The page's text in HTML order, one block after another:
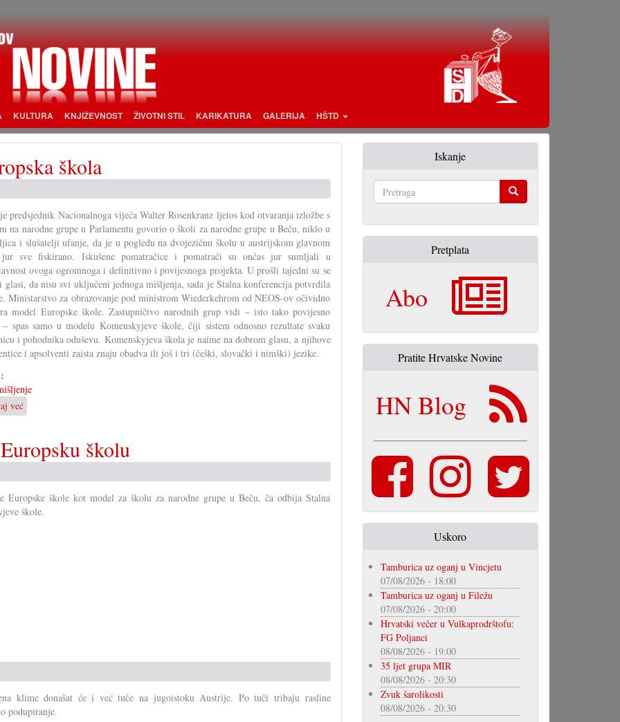
KULTURA KNJIŽEVNOST ŽIVOTNI STIL KARIKATURA GALERIJA HŠTD
škola
predsjednik Nacionalnoga vijeća Walter Rosenkranz ljetos kod otvaranja izložbe s
na narodne grupe u Parlamentu govorio o školi za narodne grupe u Beču, niklo u
i slušatelji ufanje, da je u pogledu na dvojezičnu školu u austrijskom glavnom
jur sve fiskirano. Iskušene pomatračice i pomatrači su ončas jur sumljali u
ovoga ogromnoga i definitivno i povijesnoga projekta. U prošli tajedni su se
glasi, da nisu svi uključeni jednoga mišljenja, sada je Stalna konferencija potvrdila
Ministarstvo za obrazovanje pod ministrom Wiederkehrom od NEOS-ov očividno
model Europske škole. Zastupničtvo narodnih grup vidi – isto tako povijesno
– spas samo u modelu Komenskyjeve škole, čiji sistem odnosno rezultate svaku
i pohodnika oduševu. Komenskyjeva škola je naime na dobrom glasu, a njihove
i apsolventi zaista znaju obadva ili još i tri (češki, slovački i nimški) jezike.
već
Komenskyjeva
je
europska
školu
Europske škole kot model za školu za narodne grupe u Beču, ča odbija Stalna
škole.
klime donašat će i već tuče na jugoistoku Austrije. Po tuči tribaju rasline
podupiranje.
Iskanje
Pretplata
Abo
Pratite Hrvatske Novine
HN Blog
Uskoro
Tamburica uz oganj u Vincjetu
07/08/2026 - 18:00
Tamburica uz oganj u Filežu
07/08/2026 - 20:00
Hrvatski večer u Vulkaprodrštofu:
FG Poljanci
08/08/2026 - 19:00
35 ljet grupa MIR
08/08/2026 - 20:30
Zvuk šarolikosti
08/08/2026 - 20:30